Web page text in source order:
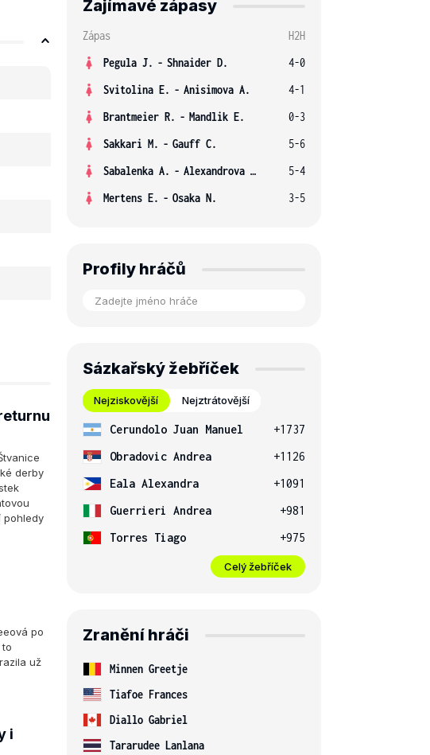
derby
pohledy
po
už
i
Zajímavé zápasy
Zápas
H2H
Pegula J. - Shnaider D.
4-0
Svitolina E. - Anisimova A.
4-1
Brantmeier R. - Mandlik E.
0-3
Sakkari M. - Gauff C.
5-6
Sabalenka A. - Alexandrova E.
5-4
Mertens E. - Osaka N. 3-5
Profily hráčů
Sázkařský žebříček
Nejziskovější Nejztrátovější
Cerundolo Juan Manuel
+1737
Obradovic Andrea
+1126
Eala Alexandra
+1091
Guerrieri Andrea
+981
Torres Tiago
+975
Celý žebříček
Zranění hráči
Minnen Greetje
Tiafoe Frances
Diallo Gabriel
Tararudee Lanlana